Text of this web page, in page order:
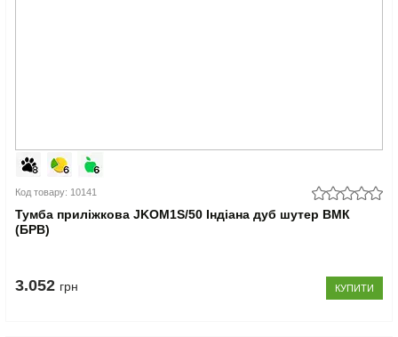
Код товару: 10141
Тумба приліжкова JKOM1S/50 Індіана дуб шутер ВМК
(БРВ)
3.052 грн КУПИТИ